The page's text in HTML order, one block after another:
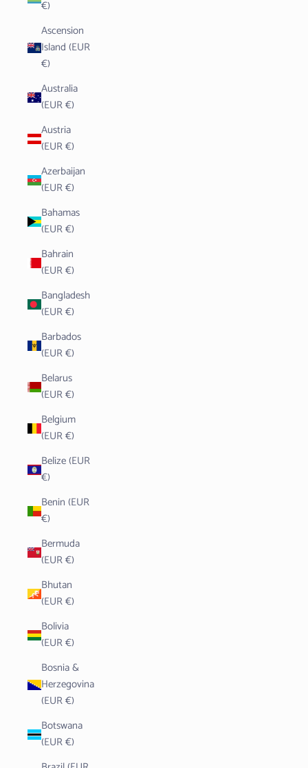
€)
Ascension
Island (EUR
€)
Australia
(EUR €)
Austria
(EUR €)
Azerbaijan
(EUR €)
Bahamas
(EUR €)
Bahrain
(EUR €)
Bangladesh
(EUR €)
Barbados
(EUR €)
Belarus
(EUR €)
Belgium
(EUR €)
Belize (EUR
€)
Benin (EUR
€)
Bermuda
(EUR €)
Bhutan
(EUR €)
Bolivia
(EUR €)
Bosnia &
Herzegovina
(EUR €)
Botswana
(EUR €)